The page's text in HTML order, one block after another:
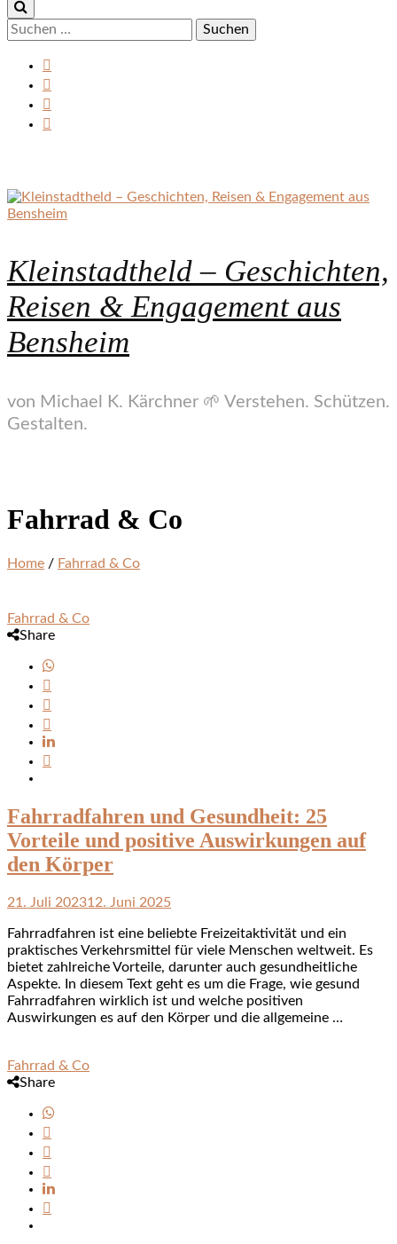
Suchen
nach:
Kleinstadtheld – Geschichten,
Reisen & Engagement aus
Bensheim
von Michael K. Kärchner 🌱 Verstehen. Schützen.
Gestalten.
Fahrrad & Co
Home / Fahrrad & Co
Fahrrad & Co
Share
Fahrradfahren und Gesundheit: 25
Vorteile und positive Auswirkungen auf
den Körper
21. Juli 202312. Juni 2025
Fahrradfahren ist eine beliebte Freizeitaktivität und ein
praktisches Verkehrsmittel für viele Menschen weltweit. Es
bietet zahlreiche Vorteile, darunter auch gesundheitliche
Aspekte. In diesem Text geht es um die Frage, wie gesund
Fahrradfahren wirklich ist und welche positiven
Auswirkungen es auf den Körper und die allgemeine …
Fahrrad & Co
Share